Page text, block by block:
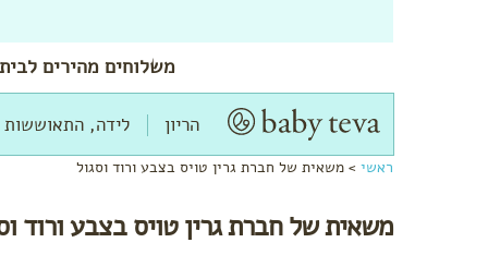
משלוחים מהירים
הריון לידה, התאוששות
ראשי > משאית של חברת גרין טויס בצבע ורוד וסגול
משאית של חברת גרין טויס בצבע ורוד